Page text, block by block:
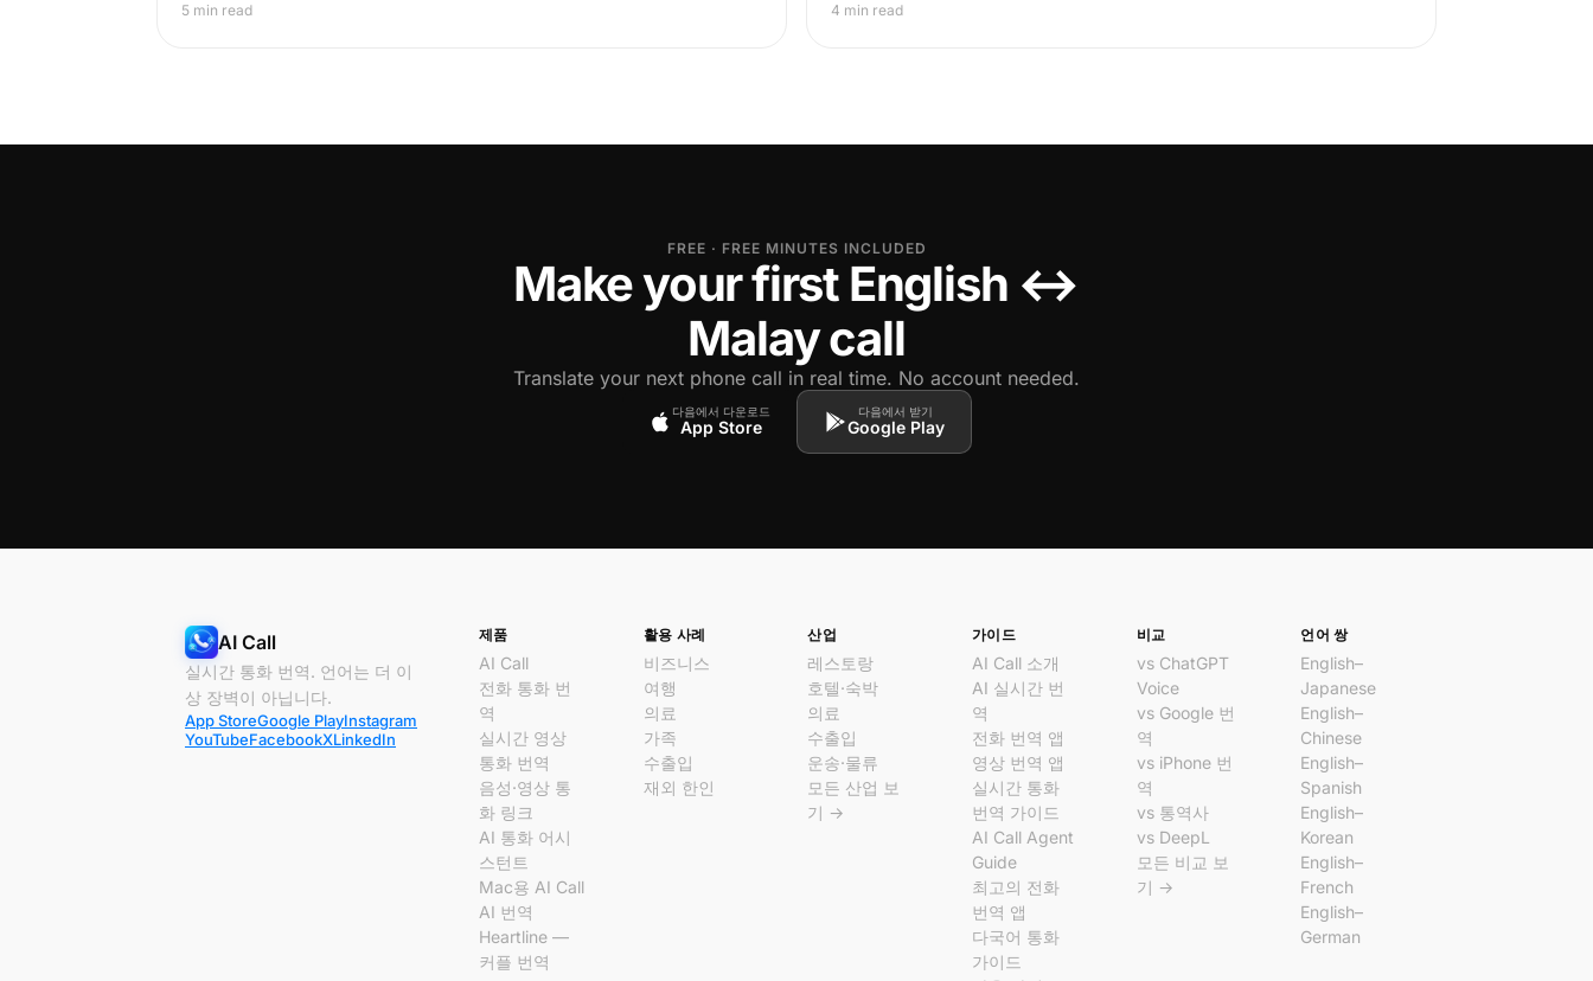
5 min read 4 min read
FREE · FREE MINUTES INCLUDED
Make your first English ↔
Malay call
Translate your next phone call in real time. No account needed.
다음에서 다운로드
App Store
다음에서 받기
Google Play
AI Call
실시간 통화 번역. 언어는 더 이
상 장벽이 아닙니다.
App StoreGoogle PlayInstagram
YouTubeFacebookXLinkedIn
제품
AI Call
전화 통화 번
역
실시간 영상
통화 번역
음성·영상 통
화 링크
AI 통화 어시
스턴트
Mac용 AI Call
AI 번역
Heartline —
커플 번역
활용 사례
비즈니스
여행
의료
가족
수출입
재외 한인
산업
레스토랑
호텔·숙박
의료
수출입
운송·물류
모든 산업 보
기 →
가이드
AI Call 소개
AI 실시간 번
역
전화 번역 앱
영상 번역 앱
실시간 통화
번역 가이드
AI Call Agent
Guide
최고의 전화
번역 앱
다국어 통화
가이드
비교
vs ChatGPT
Voice
vs Google 번
역
vs iPhone 번
역
vs 통역사
vs DeepL
모든 비교 보
기 →
언어 쌍
English–
Japanese
English–
Chinese
English–
Spanish
English–
Korean
English–
French
English–
German